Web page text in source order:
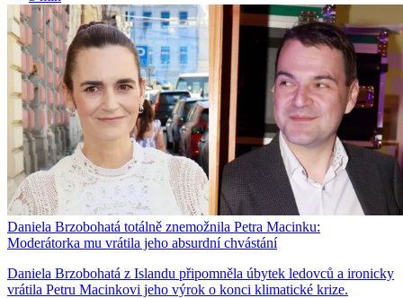
Daniela Brzobohatá totálně znemožnila Petra Macinku:
Moderátorka mu vrátila jeho absurdní chvástání
Daniela Brzobohatá z Islandu připomněla úbytek ledovců a ironicky
vrátila Petru Macinkovi jeho výrok o konci klimatické krize.